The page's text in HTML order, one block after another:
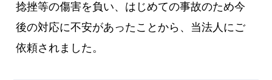
捻挫等の傷害を負い、はじめての事故のため今
後の対応に不安があったことから、当法人にご
依頼されました。